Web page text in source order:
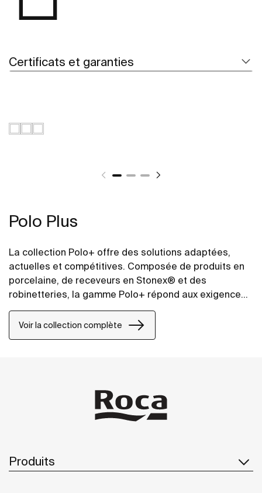
Certificats et garanties
Polo Plus
La collection Polo+ offre des solutions adaptées,
actuelles et compétitives. Composée de produits en
porcelaine, de receveurs en Stonex® et des
robinetteries, la gamme Polo+ répond aux exigences
de qualité et de durabilité, sans renoncer à un design
moderne “simple” et “fonctionnel”.
Voir la collection complète
Produits